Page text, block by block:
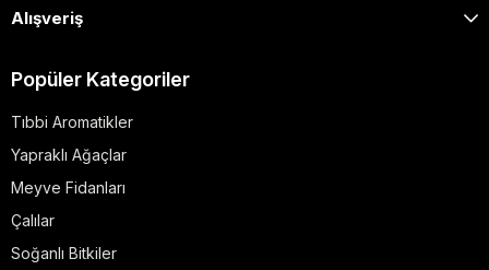
Alışveriş
Popüler Kategoriler
Tıbbi Aromatikler
Yapraklı Ağaçlar
Meyve Fidanları
Çalılar
Soğanlı Bitkiler